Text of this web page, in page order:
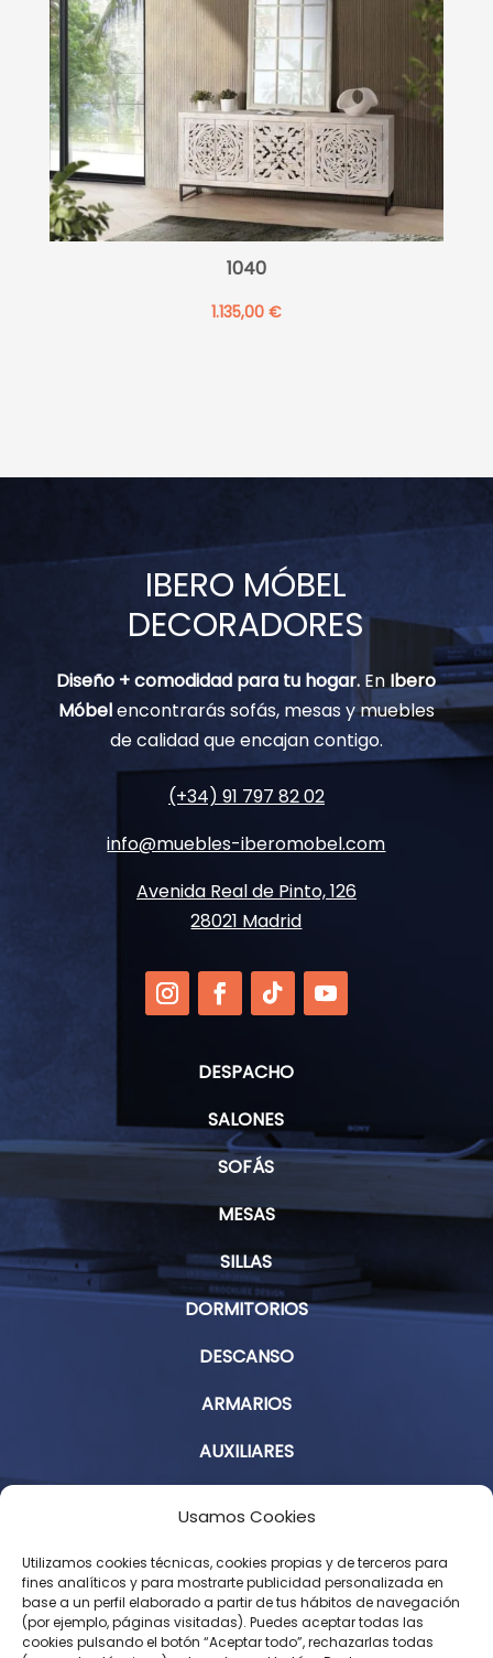
Usamos Cookies
Utilizamos cookies técnicas, cookies propias y de terceros para
fines analíticos y para mostrarte publicidad personalizada en
base a un perfil elaborado a partir de tus hábitos de navegación
(por ejemplo, páginas visitadas). Puedes aceptar todas las
cookies pulsando el botón “Aceptar todo”, rechazarlas todas
1040
1.135,00 €
IBERO MÓBEL
DECORADORES
Diseño + comodidad para tu hogar. EnIbero
Móbelencontrarás sofás, mesas y muebles
de calidad que encajan contigo.
(+34) 91 797 82 02
info@muebles-iberomobel.com
Avenida Real de Pinto, 126
28021 Madrid
DESPACHO
SALONES
SOFÁS
MESAS
SILLAS
DORMITORIOS
DESCANSO
ARMARIOS
AUXILIARES
Aviso Legal
Política de Privacidad
Condiciones Generales de Contratación